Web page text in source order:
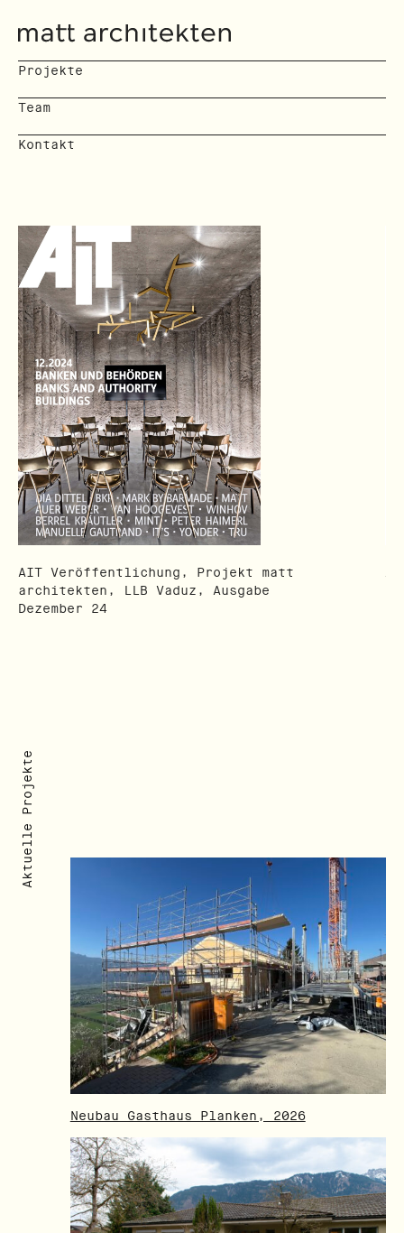
Projekte
Team
Kontakt
AIT Veröffentlichung, Projekt matt
architekten, LLB Vaduz, Ausgabe
Dezember 24
< 1/5 >
Aktuelle Projekte
Neubau Gasthaus Planken, 2026